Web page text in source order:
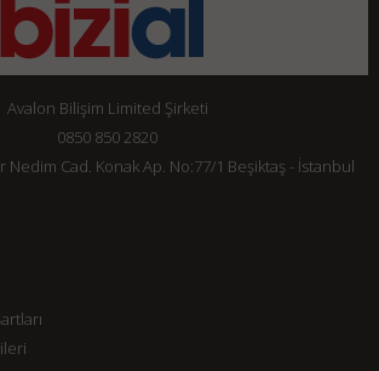
Avalon Bilişim Limited Şirketi
0850 850 2820
Nedim Cad. Konak Ap. No:77/1 Beşiktaş - İstanbul